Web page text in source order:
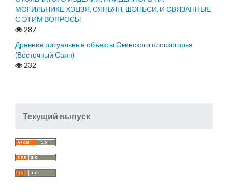
МОГИЛЬНИКЕ ХЭЦЗЯ, СЯНЬЯН, ШЭНЬСИ, И СВЯЗАННЫЕ
С ЭТИМ ВОПРОСЫ
287
Древние ритуальные объекты Окинского плоскогорья
(Восточный Саян)
232
Текущий выпуск